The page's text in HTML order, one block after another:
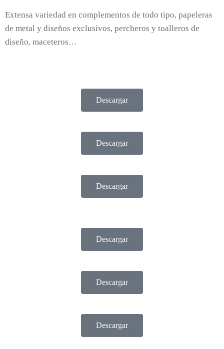
Extensa variedad en complementos de todo tipo, papeleras
de metal y diseños exclusivos, percheros y toalleros de
diseño, maceteros…
Descargar
Descargar
Descargar
Descargar
Descargar
Descargar